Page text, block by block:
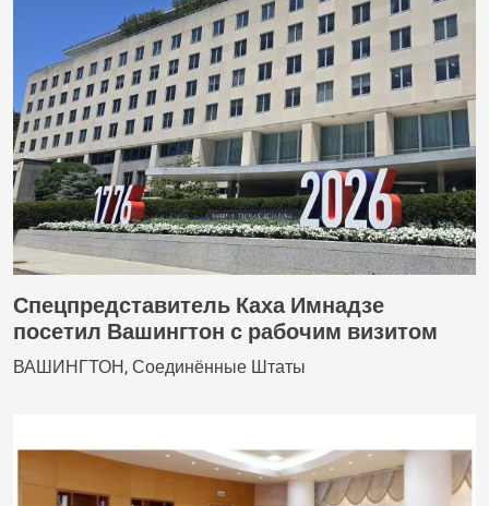
Спецпредставитель Каха Имнадзе
посетил Вашингтон с рабочим визитом
ВАШИНГТОН, Соединённые Штаты